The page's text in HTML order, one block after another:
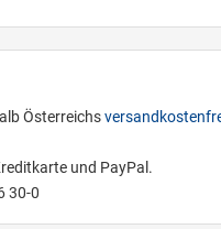
Österreichs
und PayPal.
30-0